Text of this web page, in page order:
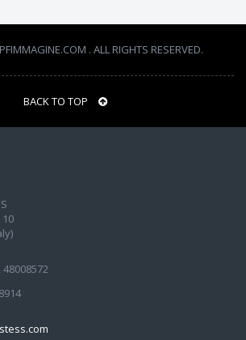
. ALL RIGHTS RESERVED.
BACK TO TOP